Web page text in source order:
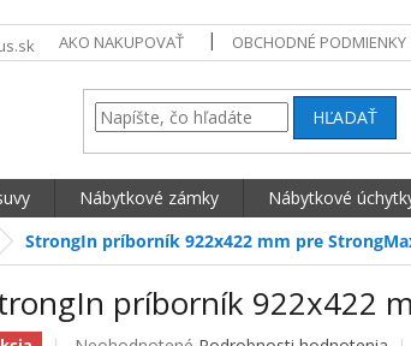
AKO NAKUPOVAŤ OBCHODNÉ PODMIENKY
HĽADAŤ
Nábytkové zámky Nábytkové
StrongIn príborník 922x422 mm pre
príborník 922x422